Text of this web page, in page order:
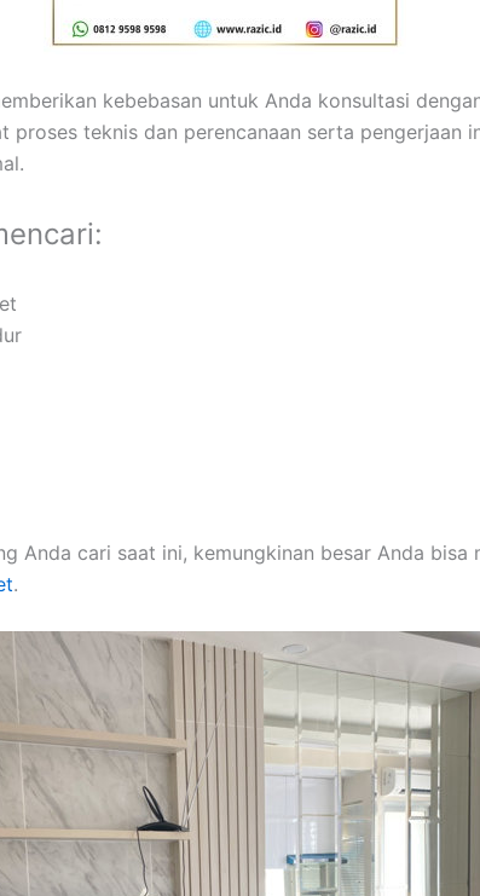
kebebasan untuk Anda konsultasi
proses teknis dan perencanaan serta pengerjaan
Anda cari saat ini, kemungkinan besar Anda bisa
.